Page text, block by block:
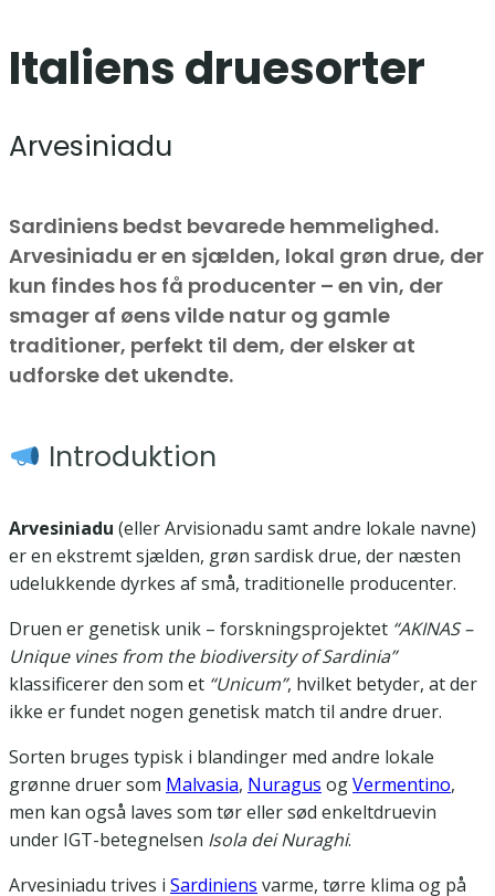
Italiens druesorter
Arvesiniadu
Sardiniens bedst bevarede hemmelighed.
Arvesiniadu er en sjælden, lokal grøn drue, der
kun findes hos få producenter – en vin, der
smager af øens vilde natur og gamle
traditioner, perfekt til dem, der elsker at
udforske det ukendte.
Introduktion
Arvesiniadu (eller Arvisionadu samt andre lokale navne)
er en ekstremt sjælden, grøn sardisk drue, der næsten
udelukkende dyrkes af små, traditionelle producenter.
Druen er genetisk unik – forskningsprojektet “AKINAS –
Unique vines from the biodiversity of Sardinia”
klassificerer den som et “Unicum”, hvilket betyder, at der
ikke er fundet nogen genetisk match til andre druer.
Sorten bruges typisk i blandinger med andre lokale
grønne druer som Malvasia, Nuragus ogVermentino,
men kan også laves som tør eller sød enkeltdruevin
under IGT-betegnelsen Isola dei Nuraghi.
Arvesiniadu trives i Sardiniens varme, tørre klima og på